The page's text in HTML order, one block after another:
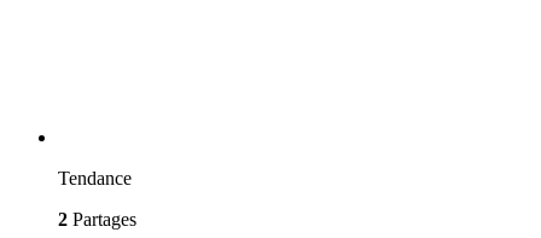
Tendance
2 Partages